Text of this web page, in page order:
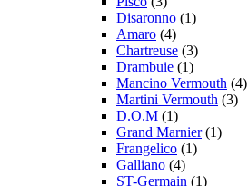
Disaronno (1)
Amaro (4)
Chartreuse (3)
Drambuie (1)
Mancino Vermouth (4)
Martini Vermouth (3)
D.O.M (1)
Grand Marnier (1)
Frangelico (1)
Galliano (4)
ST-Germain (1)